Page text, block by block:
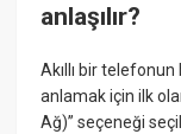
anlaşılır?
Akıllı bir
anlamak için ilk
Ağ)” seçeneği